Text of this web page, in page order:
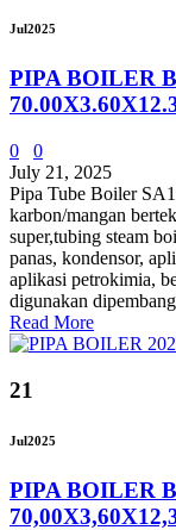
Jul2025
PIPA BOILER
0
0
July 21, 2025
Pipa Tube Boiler
karbon/mangan
super,tubing steam
panas, kondensor,
aplikasi petrokimia,
digunakan
Read More
21
Jul2025
PIPA BOILER